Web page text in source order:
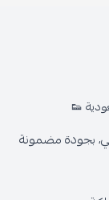
👟
بجودة مضمونة